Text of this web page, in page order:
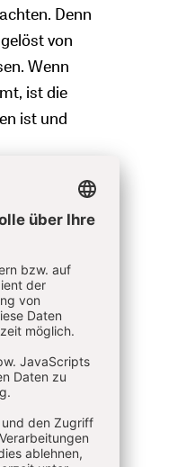
Denn
von
Wenn
ist die
ist und
natürlich
zu
setzt.
in dem
die
der